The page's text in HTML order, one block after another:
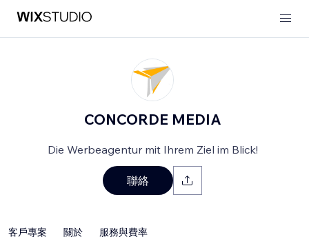
CONCORDE MEDIA
Die Werbeagentur mit Ihrem Ziel im Blick!
聯絡
客戶專案 關於 服務與費率